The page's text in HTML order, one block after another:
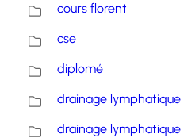
cours florent
cse
diplomé
drainage lymphatique
drainage lymphatique